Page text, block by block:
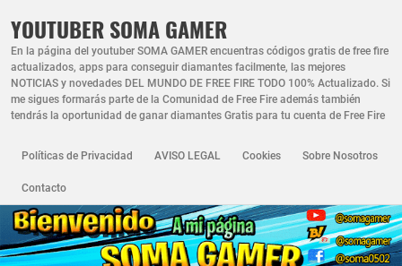
YOUTUBER SOMA GAMER
En la página del youtuber SOMA GAMER encuentras códigos gratis de free fire
actualizados, apps para conseguir diamantes facilmente, las mejores
NOTICIAS y novedades DEL MUNDO DE FREE FIRE TODO 100% Actualizado. Si
me sigues formarás parte de la Comunidad de Free Fire además también
tendrás la oportunidad de ganar diamantes Gratis para tu cuenta de Free Fire
Políticas de Privacidad AVISO LEGAL Cookies Sobre Nosotros
Contacto